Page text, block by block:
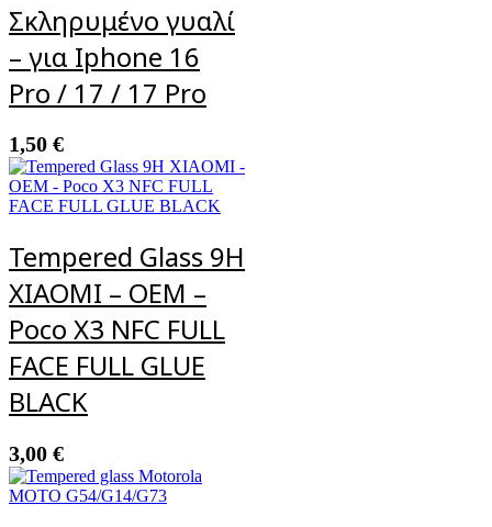
Σκληρυμένο γυαλί
– για Iphone 16
Pro / 17 / 17 Pro
1,50 €
Tempered Glass 9H
XIAOMI – OEM –
Poco X3 NFC FULL
FACE FULL GLUE
BLACK
3,00 €